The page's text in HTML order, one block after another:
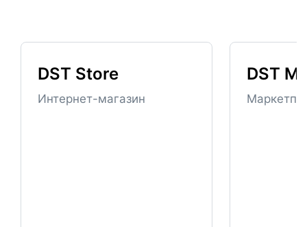
DST Store
Интернет-магазин
DST